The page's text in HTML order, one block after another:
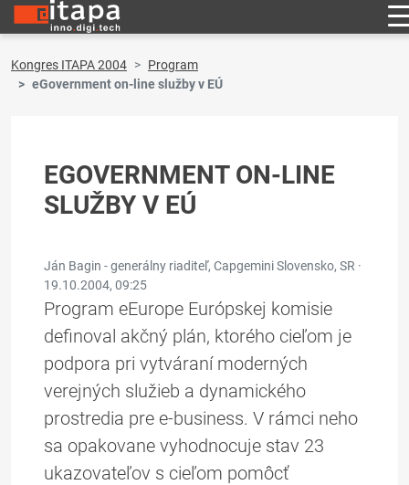
Kongres ITAPA 2004
Program
eGovernment on-line služby v EÚ
EGOVERNMENT ON-LINE
SLUŽBY V EÚ
Ján Bagin - generálny riaditeľ, Capgemini Slovensko, SR ·
19.10.2004, 09:25
Program eEurope Európskej komisie
definoval akčný plán, ktorého cieľom je
podpora pri vytváraní moderných
verejných služieb a dynamického
prostredia pre e-business. V rámci neho
sa opakovane vyhodnocuje stav 23
ukazovateľov s cieľom pomôcť